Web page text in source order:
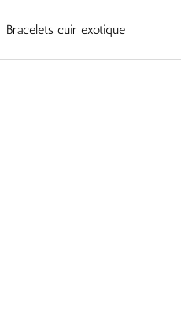
Bracelets cuir exotique